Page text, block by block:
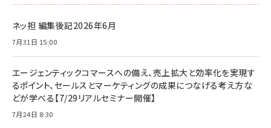
ネッ担 編集後記2026年6月
7月31日 15:00
エージェンティックコマースへの備え、売上拡大と効率化を実現す
るポイント、セールスとマーケティングの成果につなげる考え方な
どが学べる【7/29リアルセミナー開催】
7月24日 8:30